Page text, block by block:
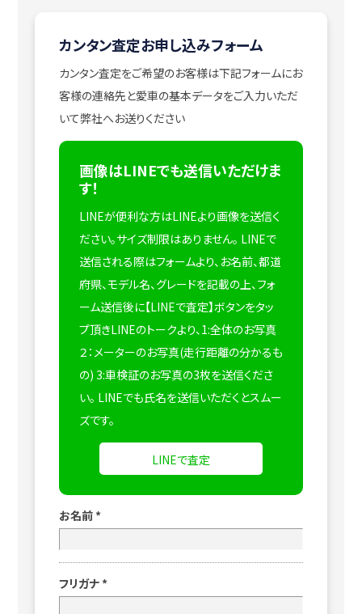
カンタン査定お申し込みフォーム
カンタン査定をご希望のお客様は下記フォームにお
客様の連絡先と愛車の基本データをご入力いただ
いて弊社へお送りください
画像はLINEでも送信いただけま
す！
LINEが便利な方はLINEより画像を送信く
ださい。サイズ制限はありません。 LINEで
送信される際はフォームより、お名前、都道
府県、モデル名、グレードを記載の上、フォ
ーム送信後に【LINEで査定】ボタンをタッ
プ頂きLINEのトークより、1:全体のお写真
２：メーターのお写真(走行距離の分かるも
の) 3:車検証のお写真の3枚を送信くださ
い。 LINEでも氏名を送信いただくとスムー
ズです。
LINEで査定
お名前 *
フリガナ *